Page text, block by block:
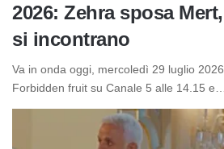
2026: Zehra sposa
si incontrano
Va in onda oggi, mercoledì 29 luglio
Forbidden fruit su Canale 5 alle 14.15 e…